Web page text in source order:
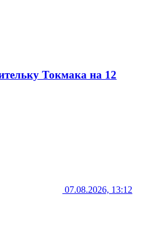
Токмака на 12
07.08.2026, 13:12